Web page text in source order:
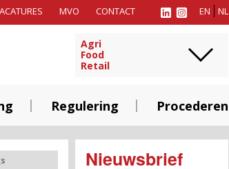
EN NL
MVO CONTACT
Agri
Food
Retail
Regulering Procederen
Nieuwsbrief